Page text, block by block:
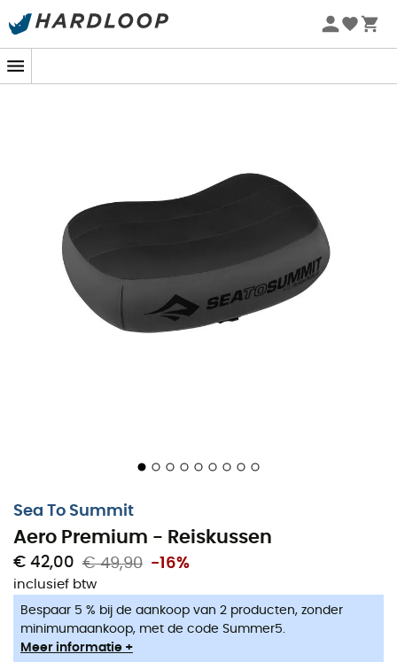
Zomeraanbiedingen 🔥 -5% EXTRA vanaf 2 producten* met
Sea To Summit
Aero Premium - Reiskussen
€ 42,00 € 49,90 -16%
inclusief btw
Bespaar 5 % bij de aankoop van 2 producten, zonder
minimumaankoop, met de code Summer5.
Meer informatie +